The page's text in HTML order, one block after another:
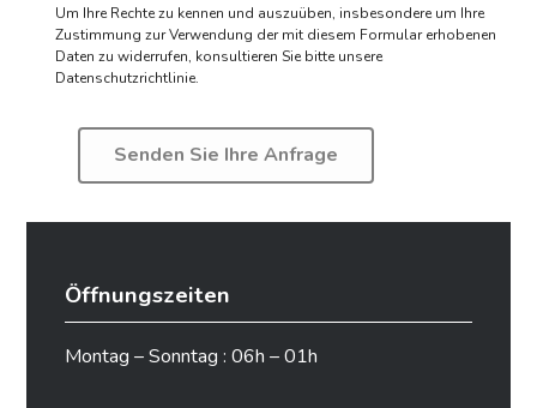
Um Ihre Rechte zu kennen und auszuüben, insbesondere um Ihre
Zustimmung zur Verwendung der mit diesem Formular erhobenen
Daten zu widerrufen, konsultieren Sie bitte unsere
Datenschutzrichtlinie.
Öffnungszeiten
Montag – Sonntag : 06h – 01h